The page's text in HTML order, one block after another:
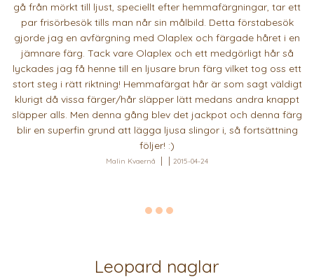
gå från mörkt till ljust, speciellt efter hemmafärgningar, tar ett
par frisörbesök tills man når sin målbild. Detta förstabesök
gjorde jag en avfärgning med Olaplex och färgade håret i en
jämnare färg. Tack vare Olaplex och ett medgörligt hår så
lyckades jag få henne till en ljusare brun färg vilket tog oss ett
stort steg i rätt riktning! Hemmafärgat hår är som sagt väldigt
klurigt då vissa färger/hår släpper lätt medans andra knappt
släpper alls. Men denna gång blev det jackpot och denna färg
blir en superfin grund att lägga ljusa slingor i, så fortsättning
följer! :)
Malin Kvaernå 2015-04-24
Leopard naglar